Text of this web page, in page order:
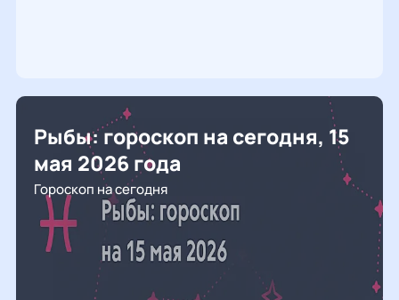
Рыбы: гороскоп на сегодня, 15
мая 2026 года
Гороскоп на сегодня